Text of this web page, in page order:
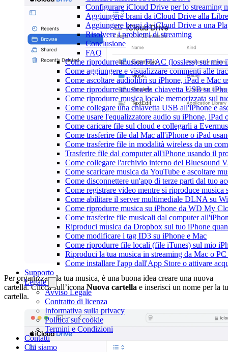
Configurare iCloud Drive per lo streaming
Aggiungere brani da iCloud Drive alla
Aggiungere brani da iCloud Drive a una
Risolvere i problemi di streaming
Conclusione
FAQ
Come riprodurre musica FLAC (lossless) sul mio
Come aggiungere e visualizzare commenti alle
Come ascoltare audiolibri su iPhone, iPad e Mac
Come riprodurre musica da chiavetta USB su
Come riprodurre musica locale memorizzata sul
Come collegare una chiavetta USB all'iPhone e
Come usare l'equalizzatore audio su iPhone,
Come caricare file sul cloud e collegarli a
Come trasferire file dal Mac all'iPhone o iPad
Come trasferire file in modalità wireless da un
Trasferire file dal computer all'iPhone usando il
Come collegare l'archivio interno del Bluesound
Come scaricare musica da YouTube e ascoltare
Come disconnettere un'app di terze parti dal tuo
Come registrare video mentre si riproduce musica
Come abilitare il server multimediale DLNA su
Come riprodurre musica su iPhone da WD My
Come trasferire file musicali dal computer
Riproduci musica da Dropbox sul tuo iPhone
Come modificare i tag ID3 su iPhone e Mac
Come riprodurre file locali (file iTunes) sul mio
Riproduci la tua musica in streaming da Mac o
Come installare l'app dall'App Store o attivare
Supporto
Legale
Avviso Legale
Contratto di licenza
Informativa sulla privacy
Politica sui cookie
Termini e Condizioni
Contatti
Chi siamo
Per organizzare la tua musica, è una buona idea creare una nuova
cartella. Clicca sull’iconaNuova cartella e inserisci un nome per la
cartella.